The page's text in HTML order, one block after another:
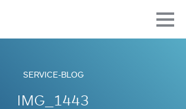
SERVICE-BLOG
IMG_1443